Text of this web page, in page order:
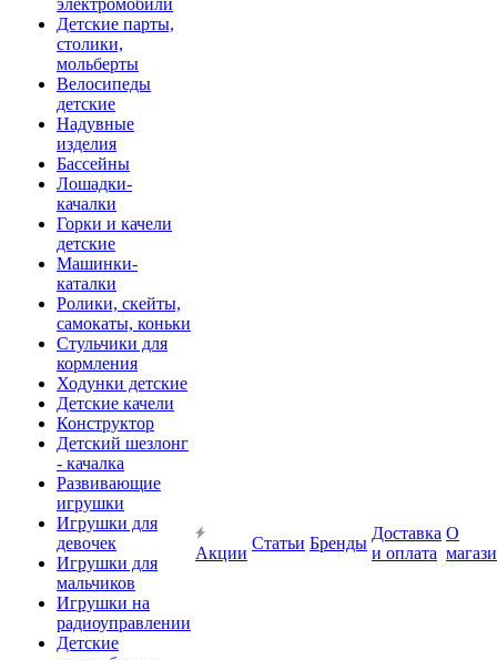
электромобили
Детские парты,
столики,
мольберты
Велосипеды
детские
Надувные
изделия
Бассейны
Лошадки-
качалки
Горки и качели
детские
Машинки-
каталки
Ролики, скейты,
самокаты, коньки
Стульчики для
кормления
Ходунки детские
Детские качели
Конструктор
Детский шезлонг
- качалка
Развивающие
игрушки
Игрушки для
девочек
Игрушки для
мальчиков
Игрушки на
радиоуправлении
Детские
Акции
Статьи Бренды
Доставка
и оплата
О